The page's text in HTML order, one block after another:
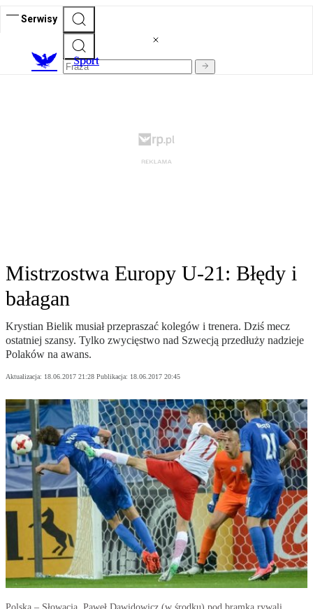
Serwisy
Sport
Mistrzostwa Europy U-21: Błędy i
bałagan
Krystian Bielik musiał przepraszać kolegów i trenera. Dziś mecz
ostatniej szansy. Tylko zwycięstwo nad Szwecją przedłuży nadzieje
Polaków na awans.
Aktualizacja: 18.06.2017 21:28 Publikacja: 18.06.2017 20:45